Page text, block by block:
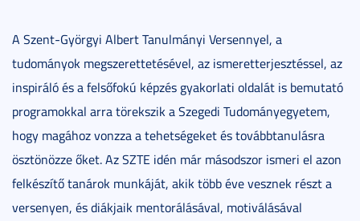
A Szent-Györgyi Albert Tanulmányi Versennyel, a
tudományok megszerettetésével, az ismeretterjesztéssel, az
inspiráló és a felsőfokú képzés gyakorlati oldalát is bemutató
programokkal arra törekszik a Szegedi Tudományegyetem,
hogy magához vonzza a tehetségeket és továbbtanulásra
ösztönözze őket. Az SZTE idén már másodszor ismeri el azon
felkészítő tanárok munkáját, akik több éve vesznek részt a
versenyen, és diákjaik mentorálásával, motiválásával